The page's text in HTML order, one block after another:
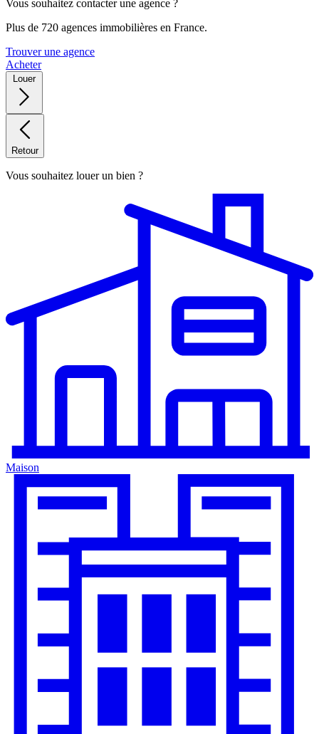
Vous souhaitez contacter une agence ?
Plus de 720 agences immobilières en France.
Trouver une agence
Acheter
Louer
Retour
Vous souhaitez louer un bien ?
Maison